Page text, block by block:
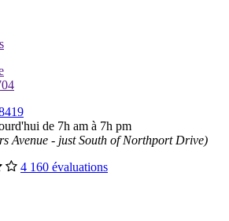
de 7h am à 7h pm
Avenue - just South of Northport Drive)
4 160 évaluations